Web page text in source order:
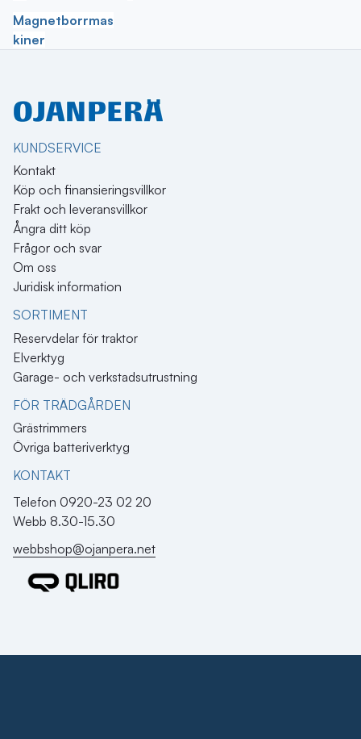
Magnetborrmas
kiner
KUNDSERVICE
Kontakt
Köp och finansieringsvillkor
Frakt och leveransvillkor
Ångra ditt köp
Frågor och svar
Om oss
Juridisk information
SORTIMENT
Reservdelar för traktor
Elverktyg
Garage- och verkstadsutrustning
FÖR TRÄDGÅRDEN
Grästrimmers
Övriga batteriverktyg
KONTAKT​
Telefon 0920-23 02 20
Webb 8.30-15.30
webbshop@ojanpera.net